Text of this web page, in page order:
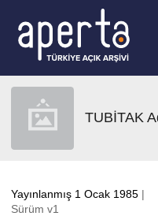
TUBİTAK
Yayınlanmış 1 Ocak 1985 |
Sürüm v1